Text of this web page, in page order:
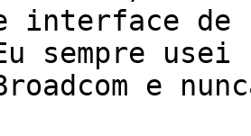
interface
sempre usei
e